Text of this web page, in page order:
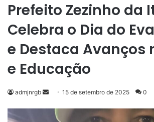
Prefeito Zezinho da
Celebra o Dia do
e Destaca Avanços
e Educação
admjnrgb
Mande15 de setembro de 2025 0